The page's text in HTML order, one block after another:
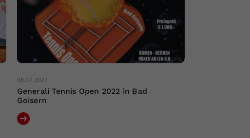
08.07.2022
Generali Tennis Open 2022 in Bad
Goisern